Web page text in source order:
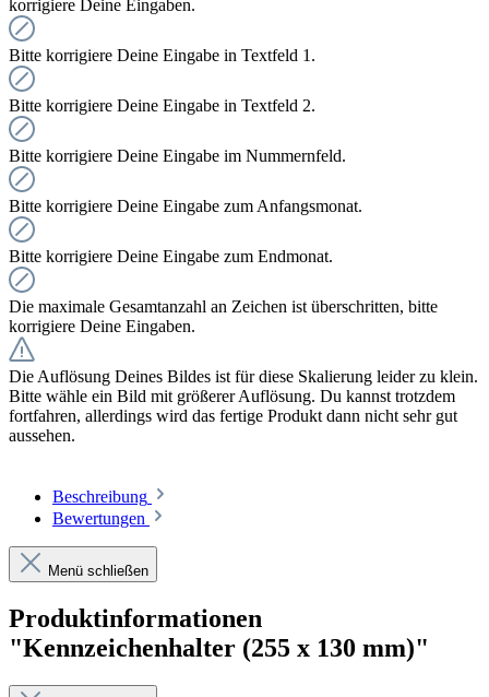
korrigiere Deine Eingaben.
Bitte korrigiere Deine Eingabe in Textfeld 1.
Bitte korrigiere Deine Eingabe in Textfeld 2.
Bitte korrigiere Deine Eingabe im Nummernfeld.
Bitte korrigiere Deine Eingabe zum Anfangsmonat.
Bitte korrigiere Deine Eingabe zum Endmonat.
Die maximale Gesamtanzahl an Zeichen ist überschritten, bitte
korrigiere Deine Eingaben.
Die Auflösung Deines Bildes ist für diese Skalierung leider zu klein.
Bitte wähle ein Bild mit größerer Auflösung. Du kannst trotzdem
fortfahren, allerdings wird das fertige Produkt dann nicht sehr gut
aussehen.
Beschreibung
Bewertungen
Menü schließen
Produktinformationen
"Kennzeichenhalter (255 x 130 mm)"